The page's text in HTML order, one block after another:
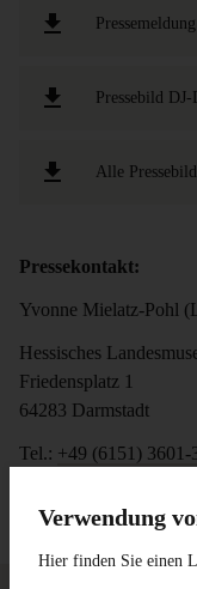
Pressemeldung
Pressebild
Alle
Pressekontakt:
Yvonne Mielatz-Pohl
Hessisches
Friedensplatz 1
64283 Darmstadt
Tel.: +49 (6151) 3601-
Verwendung
Hier finden Sie einen